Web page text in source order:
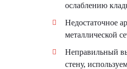
ослаблению
Недостаточное
металлической
Неправильный
стену,